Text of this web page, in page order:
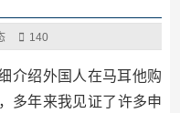
140
介绍外国人在马耳他购
多年来我见证了许多申